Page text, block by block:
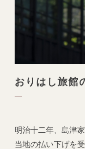
おりはし旅館
明治十二年、島津
当地の払い下げを